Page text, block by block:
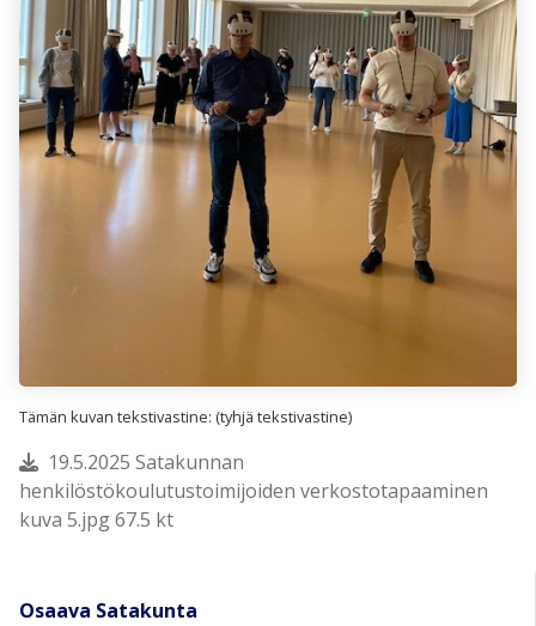
Tämän kuvan tekstivastine: (tyhjä tekstivastine)
19.5.2025 Satakunnan
henkilöstökoulutustoimijoiden verkostotapaaminen
kuva 5.jpg 67.5 kt
Osaava Satakunta